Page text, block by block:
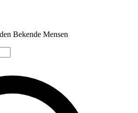
Bekende Mensen